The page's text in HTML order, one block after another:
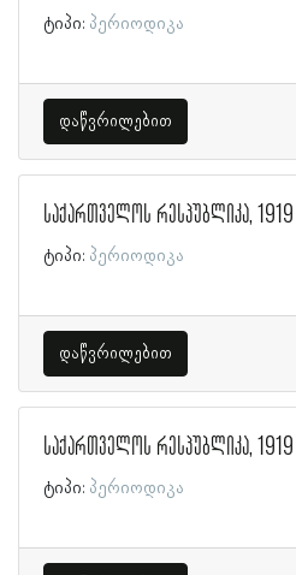
ტიპი: პერიოდიკა
დაწვრილებით
საქართველოს რესპუბლიკა,
ტიპი: პერიოდიკა
დაწვრილებით
საქართველოს რესპუბლიკა,
ტიპი: პერიოდიკა